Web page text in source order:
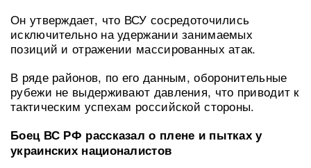
Он утверждает, что ВСУ сосредоточились
исключительно на удержании занимаемых
позиций и отражении массированных атак.
В ряде районов, по его данным, оборонительные
рубежи не выдерживают давления, что приводит к
тактическим успехам российской стороны.
Боец ВС РФ рассказал о плене и пытках у
украинских националистов